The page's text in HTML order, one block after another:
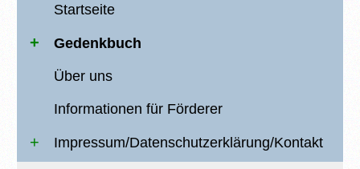
Startseite
Gedenkbuch
Über uns
Informationen für Förderer
Impressum/Datenschutzerklärung/Kontakt